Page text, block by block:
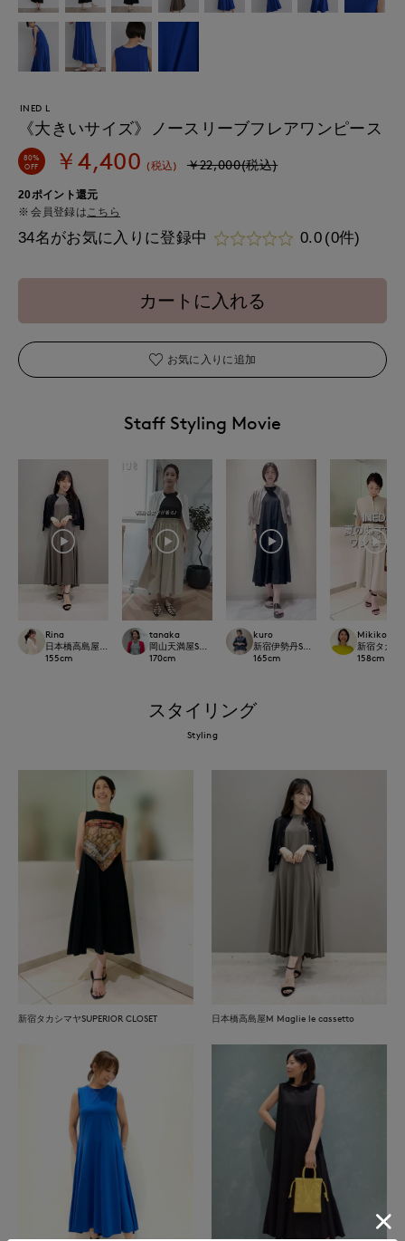
INED L
《大きいサイズ》ノースリーブフレアワンピース
80%
OFF
￥4,400 (税込) ￥22,000(税込)
20ポイント還元
会員登録は こちら
34名がお気に入りに登録中 0.0 (0件)
カートに入れる
お気に入りに追加
Staff Styling Movie
Rina
日本橋高島屋M Maglie le cassetto
155cm
tanaka
岡山天満屋SUPERIORCLOSET
170cm
kuro
新宿伊勢丹SUPERIOR CLOSET
165cm
Mikiko
新宿タカシ
158cm
スタイリング
Styling
新宿タカシマヤSUPERIOR CLOSET 日本橋高島屋M Maglie le cassetto